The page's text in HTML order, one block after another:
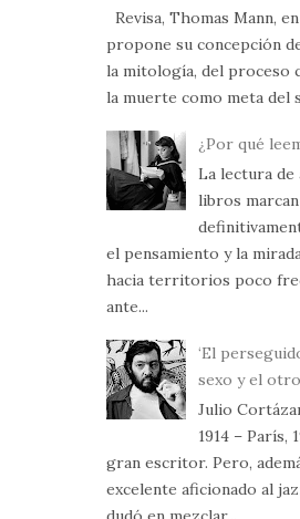
Revisa, Thomas Mann,
propone su concepción
la mitología, del proceso
la muerte como meta del
¿Por qué
La lectura de
libros marcan
el pensamiento y la
hacia territorios poco
ante...
‘El
sexo y el
Julio
1914 – París,
gran escritor. Pero,
excelente aficionado al